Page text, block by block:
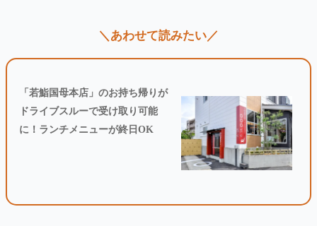
＼あわせて読みたい／
「若鮨国母本店」のお持ち帰りが
ドライブスルーで受け取り可能
に！ランチメニューが終日OK